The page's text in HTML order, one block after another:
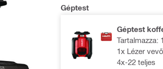
Géptest
Géptest
Tartalmazza:
1x Lézer
4x-22 teljes